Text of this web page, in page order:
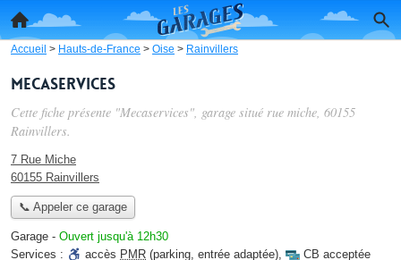
Accueil > Hauts-de-France > Oise > Rainvillers
Mecaservices
Cette fiche présente "Mecaservices", garage situé rue miche, 60155
Rainvillers.
7 Rue Miche
60155 Rainvillers
📞 Appeler ce garage
Garage - Ouvert jusqu'à 12h30
Services :
accès PMR (parking, entrée adaptée), CB acceptée